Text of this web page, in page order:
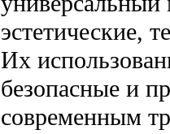
эстетические,
Их
безопасные и
современным